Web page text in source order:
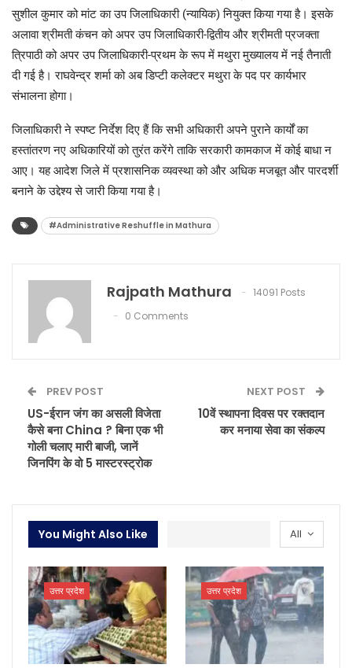
सुशील कुमार को मांट का उप जिलाधिकारी (न्यायिक) नियुक्त किया गया है। इसके
अलावा श्रीमती कंचन को अपर उप जिलाधिकारी-द्वितीय और श्रीमती प्रजक्ता
त्रिपाठी को अपर उप जिलाधिकारी-प्रथम के रूप में मथुरा मुख्यालय में नई तैनाती
दी गई है। राघवेन्द्र शर्मा को अब डिप्टी कलेक्टर मथुरा के पद पर कार्यभार
संभालना होगा।
​जिलाधिकारी ने स्पष्ट निर्देश दिए हैं कि सभी अधिकारी अपने पुराने कार्यों का
हस्तांतरण नए अधिकारियों को तुरंत करेंगे ताकि सरकारी कामकाज में कोई बाधा न
आए। यह आदेश जिले में प्रशासनिक व्यवस्था को और अधिक मजबूत और पारदर्शी
बनाने के उद्देश्य से जारी किया गया है।
#Administrative Reshuffle in Mathura
Rajpath Mathura
14091 Posts
0 Comments
PREV POST
US-ईरान जंग का असली विजेता
कैसे बना China ? बिना एक भी
गोली चलाए मारी बाजी, जानें
जिनपिंग के वो 5 मास्टरस्ट्रोक
NEXT POST
10वें स्थापना दिवस पर रक्तदान
कर मनाया सेवा का संकल्प
All
You Might Also Like
उत्तर प्रदेश उत्तर प्रदेश